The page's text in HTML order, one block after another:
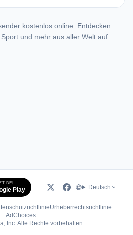
kostenlos online. Entdecken
und mehr aus aller Welt auf
BEI
Play Deutsch
Urheberrechtsrichtlinie
AdChoices(öffnet in neuem Tab)
Inc. Alle Rechte vorbehalten